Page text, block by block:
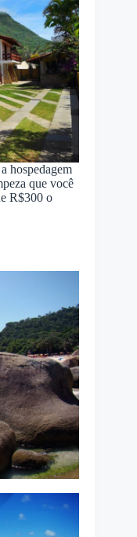
hospedagem
que você
R$300 o